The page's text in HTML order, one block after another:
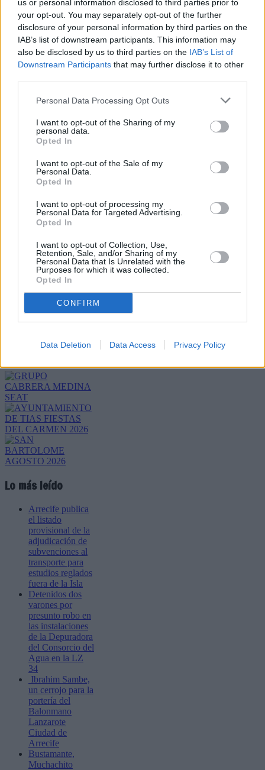
us or personal information disclosed to third parties prior to
your opt-out. You may separately opt-out of the further
disclosure of your personal information by third parties on the
IAB’s list of downstream participants. This information may
also be disclosed by us to third parties on the IAB’s List of
Downstream Participants that may further disclose it to other
Personal Data Processing Opt Outs
I want to opt-out of the Sharing of my
personal data.
Opted In
I want to opt-out of the Sale of my
Personal Data.
Opted In
I want to opt-out of processing my
Personal Data for Targeted Advertising.
Opted In
I want to opt-out of Collection, Use,
Retention, Sale, and/or Sharing of my
Personal Data that Is Unrelated with the
Purposes for which it was collected.
Opted In
CONFIRM
Data Deletion Data Access Privacy Policy
trabaja en la creación de escuelas de
iniciación para fomentar los valores
deportivos y el desarrollo personal de
los más pequeños a través del deporte.
Para el CD Magec Tías es una enorme
satisfacción poder aportar nuestra
formación deportiva de jóvenes
Escribir un comentario
(requerido)
Refescar
PUBLICIDAD
Lo más leído
Arrecife publica
el listado
provisional de la
adjudicación de
subvenciones al
transporte para
estudios reglados
fuera de la Isla
Detenidos dos
varones por
presunto robo en
las instalaciones
de la Depuradora
del Consorcio del
Agua en la LZ
34
Ibrahim Sambe,
un cerrojo para la
portería del
Balonmano
Lanzarote
Ciudad de
Arrecife
Bustamante,
Muchachito